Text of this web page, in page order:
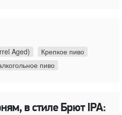
Aged)
Крепкое пиво
пиво
в стиле Брют IPA: